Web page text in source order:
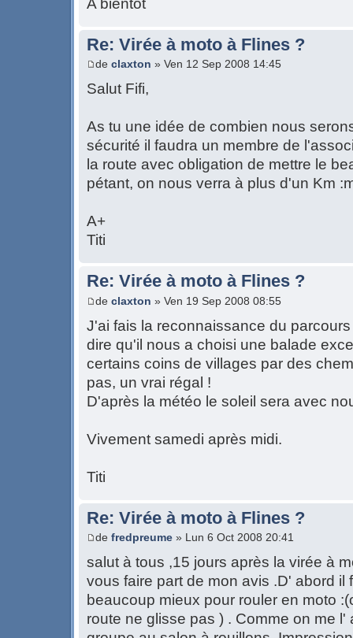
Re: Virée à moto à Flines ?
de claxton » Ven 12 Sep 2008 14:45
Salut Fifi,
As tu une idée de combien nous
sécurité il faudra un membre de
la route avec obligation de mettre le
pétant, on nous verra à plus d'un Km
A+
Titi
Re: Virée à moto à Flines ?
de claxton » Ven 19 Sep 2008 08:55
J'ai fais la reconnaissance du
dire qu'il nous a choisi une balade
certains coins de villages par des
pas, un vrai régal !
D'après la météo le soleil sera avec
Vivement samedi après midi.
Titi
Re: Virée à moto à Flines ?
de fredpreume » Lun 6 Oct 2008 20:41
salut à tous ,15 jours après la virée à
vous faire part de mon avis .D' abord il
beaucoup mieux pour rouler en moto
route ne glisse pas ) . Comme on me